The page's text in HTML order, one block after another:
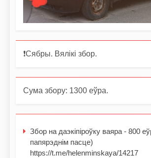
❗️Сябры. Вялікі збор.
Сума збору: 1300 еўра.
Збор на даэкіпіроўку ваяра - 800
папярэднім пасце)
https://t.me/helenminskaya/14217